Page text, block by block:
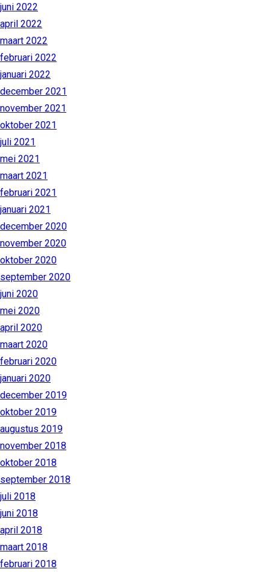
juni 2022
april 2022
maart 2022
februari 2022
januari 2022
december 2021
november 2021
oktober 2021
juli 2021
mei 2021
maart 2021
februari 2021
januari 2021
december 2020
november 2020
oktober 2020
september 2020
juni 2020
mei 2020
april 2020
maart 2020
februari 2020
januari 2020
december 2019
oktober 2019
augustus 2019
november 2018
oktober 2018
september 2018
juli 2018
juni 2018
april 2018
maart 2018
februari 2018